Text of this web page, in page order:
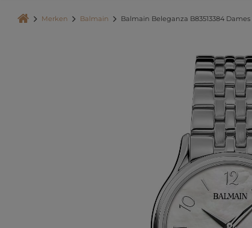
Merken Balmain Balmain Beleganza B83513384